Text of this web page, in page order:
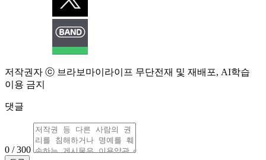
저작권자 ⓒ 브라보마이라이프 무단전재 및 재배포, AI학습
이용 금지
댓글
0 / 300